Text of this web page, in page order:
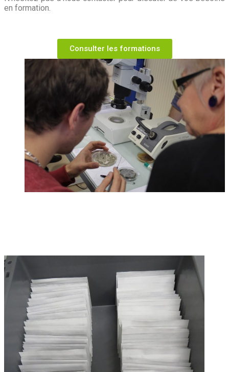
en formation.
Consulter les formations